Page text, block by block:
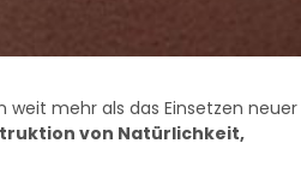
mehr als das Einsetzen neuer
von Natürlichkeit,